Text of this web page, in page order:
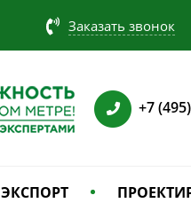
Заказать звонок
+7
ЭКСПОРТ